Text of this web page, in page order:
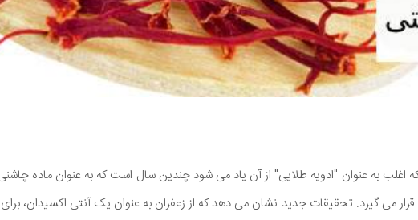
اغلب به عنوان "ادویه طلایی" از آن یاد می شود چندین سال است که به عنوان ماده
قرار می گیرد. تحقیقات جدید نشان می دهد که از زعفران به عنوان یک آنتی اکسیدان،